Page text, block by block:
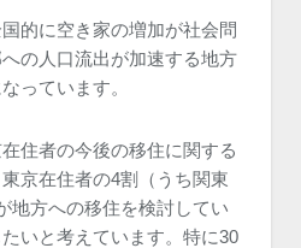
的に空き家の増加が社会問
の人口流出が加速する地方
っています。
住者の今後の移住に関する
京在住者の4割（うち関東
地方への移住を検討してい
いと考えています。特に30